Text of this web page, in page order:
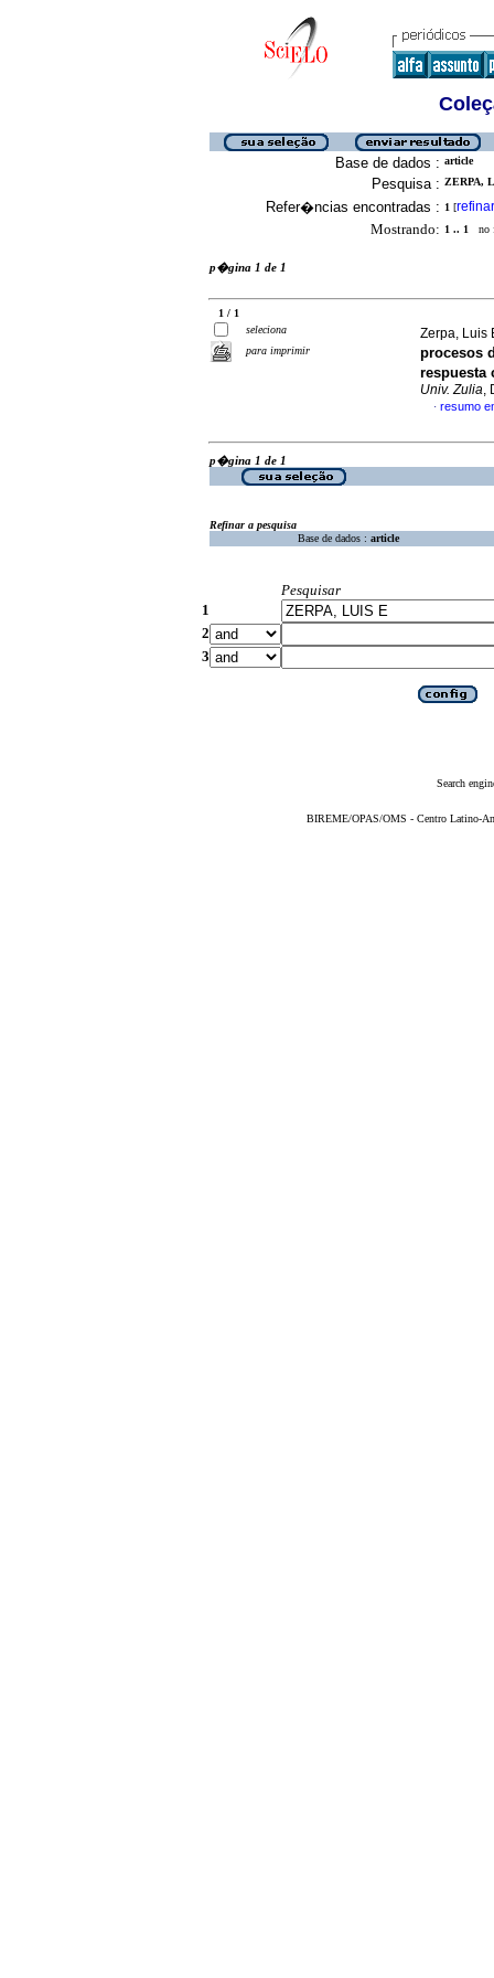
Base de dados : article
Pesquisa : ZERPA,
Refer�ncias encontradas : 1 [refinar
Mostrando: 1 .. 1 no
p�gina 1 de 1
1 / 1
seleciona
para imprimir
Zerpa, Luis
procesos
Univ. Zulia,
· resumo
p�gina 1 de 1
Refinar a pesquisa
Base de dados : article
Pesquisar
1
2
3
Search
BIREME/OPAS/OMS - Centro Latino-